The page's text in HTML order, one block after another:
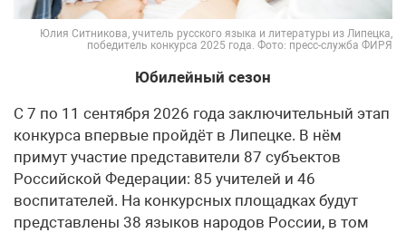
Юлия Ситникова, учитель русского языка и литературы из Липецка,
победитель конкурса 2025 года. Фото: пресс-служба ФИРЯ
Юбилейный сезон
С 7 по 11 сентября 2026 года заключительный этап
конкурса впервые пройдёт в Липецке. В нём
примут участие представители 87 субъектов
Российской Федерации: 85 учителей и 46
воспитателей. На конкурсных площадках будут
представлены 38 языков народов России, в том